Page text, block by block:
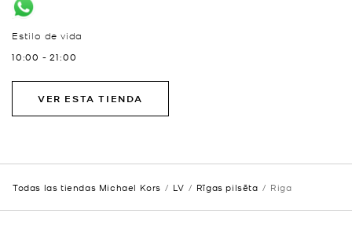
Estilo de vida
10:00 -21:00
VER ESTA TIENDA
Todas las tiendas Michael Kors LV Rīgas pilsēta Riga